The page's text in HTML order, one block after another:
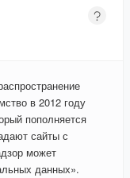
в 2012 году
пополняется
сайты с
может
данных».